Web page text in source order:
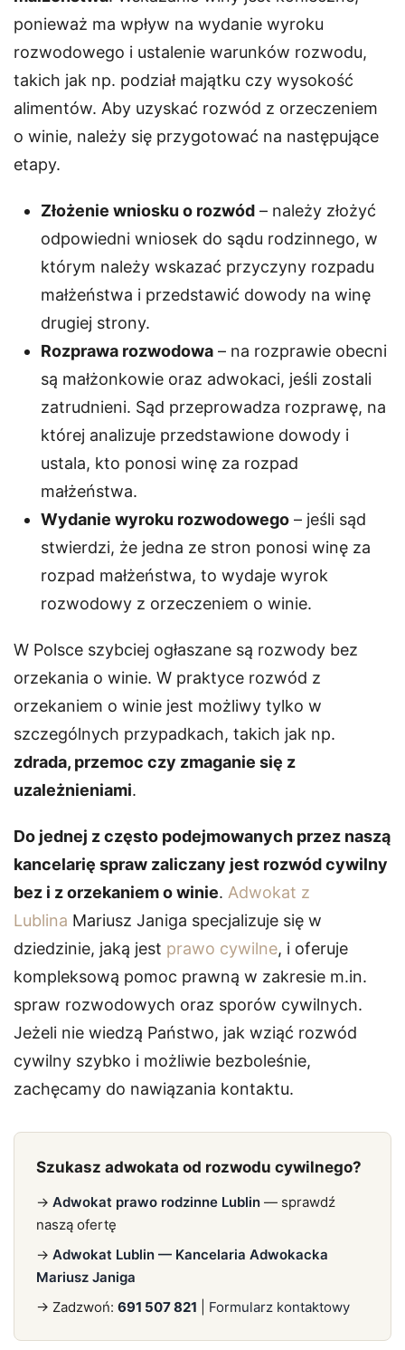
ponieważ ma wpływ na wydanie wyroku
rozwodowego i ustalenie warunków rozwodu,
takich jak np. podział majątku czy wysokość
alimentów. Aby uzyskać rozwód z orzeczeniem
o winie, należy się przygotować na następujące
etapy.
Złożenie wniosku o rozwód – należy złożyć
odpowiedni wniosek do sądu rodzinnego, w
którym należy wskazać przyczyny rozpadu
małżeństwa i przedstawić dowody na winę
drugiej strony.
Rozprawa rozwodowa – na rozprawie obecni
są małżonkowie oraz adwokaci, jeśli zostali
zatrudnieni. Sąd przeprowadza rozprawę, na
której analizuje przedstawione dowody i
ustala, kto ponosi winę za rozpad
małżeństwa.
Wydanie wyroku rozwodowego – jeśli sąd
stwierdzi, że jedna ze stron ponosi winę za
rozpad małżeństwa, to wydaje wyrok
rozwodowy z orzeczeniem o winie.
W Polsce szybciej ogłaszane są rozwody bez
orzekania o winie. W praktyce rozwód z
orzekaniem o winie jest możliwy tylko w
szczególnych przypadkach, takich jak np.
zdrada, przemoc czy zmaganie się z
uzależnieniami.
Do jednej z często podejmowanych przez naszą
kancelarię spraw zaliczany jest rozwód cywilny
bez i z orzekaniem o winie. Adwokat z
Lublina Mariusz Janiga specjalizuje się w
dziedzinie, jaką jest prawo cywilne, i oferuje
kompleksową pomoc prawną w zakresie m.in.
spraw rozwodowych oraz sporów cywilnych.
Jeżeli nie wiedzą Państwo, jak wziąć rozwód
cywilny szybko i możliwie bezboleśnie,
zachęcamy do nawiązania kontaktu.
Szukasz adwokata od rozwodu cywilnego?
→ Adwokat prawo rodzinne Lublin — sprawdź
naszą ofertę
→ Adwokat Lublin — Kancelaria Adwokacka
Mariusz Janiga
→ Zadzwoń: 691 507 821 Formularz kontaktowy